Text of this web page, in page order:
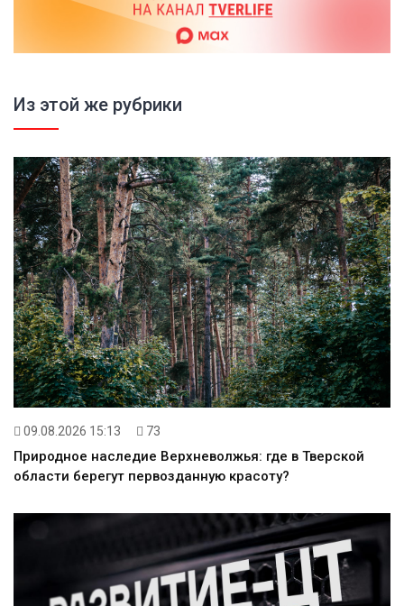
Из этой же рубрики
09.08.2026 15:13 73
Природное наследие Верхневолжья: где в Тверской
области берегут первозданную красоту?